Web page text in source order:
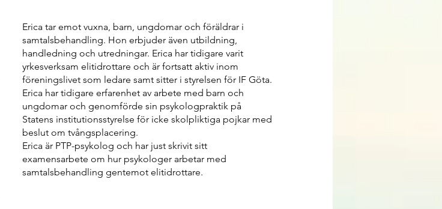
Erica tar emot vuxna, barn, ungdomar och föräldrar i
samtalsbehandling. Hon erbjuder även utbildning,
handledning och utredningar. Erica har tidigare varit
yrkesverksam elitidrottare och är fortsatt aktiv inom
föreningslivet som ledare samt sitter i styrelsen för IF Göta.
Erica har tidigare erfarenhet av arbete med barn och
ungdomar och genomförde sin psykologpraktik på
Statens institutionsstyrelse för icke skolpliktiga pojkar med
beslut om tvångsplacering.
Erica är PTP-psykolog och har just skrivit sitt
examensarbete om hur psykologer arbetar med
samtalsbehandling gentemot elitidrottare. ​